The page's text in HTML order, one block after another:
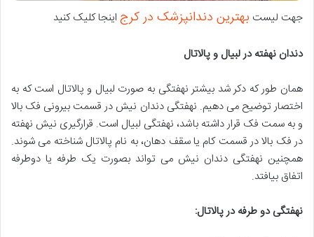
جهت لیست بهترین دندانپزشک در کرج اینجا کلیک کنید
دندان نهفته در لبیال و پالاتال
همان طور که دکر شد بیشتر نهفتگی به صورت لبیال و پالاتال است که به
اختصار توضیح می دهیم. نهفتگی دندان نیش در قسمت بیرونی فک بالا
و به سمت فک قرار داشته باشد، نهفتگی لبیال است. قرارگیری نیش نهفته
در فک بالا در قسمت کام یا سقف دهان، به نام پالاتال شناخته می شوند.
همچنین نهفتگی دندان نیش می تواند بصورت یک طرفه یا دوطرفه
اتفاق بیافتد.
نهفتگی دو طرفه در پالاتال: